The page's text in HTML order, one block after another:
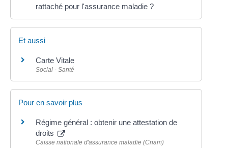
rattaché pour l'assurance maladie ?
Et aussi
Carte Vitale
Social - Santé
Pour en savoir plus
Régime général : obtenir une attestation de
droits
Caisse nationale d'assurance maladie (Cnam)